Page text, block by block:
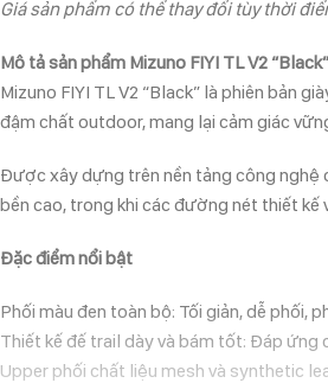
Giá sản phẩm có thể thay đổi tùy thời
Mô tả sản phẩm Mizuno FIYI TL V2 “Black”
Mizuno FIYI TL V2 “Black” là phiên bản
đậm chất outdoor, mang lại cảm giác
Được xây dựng trên nền tảng công nghệ
bền cao, trong khi các đường nét thiết
Đặc điểm nổi bật
Phối màu đen toàn bộ: Tối giản, dễ
Thiết kế đế trail dày và bám tốt: Đáp ứng
Upper phối chất liệu mesh và synthetic